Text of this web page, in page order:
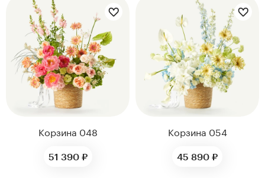
Корзина 048
51 390 ₽
Корзина 054
45 890 ₽